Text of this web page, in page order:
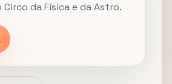
da Física e da Astro.